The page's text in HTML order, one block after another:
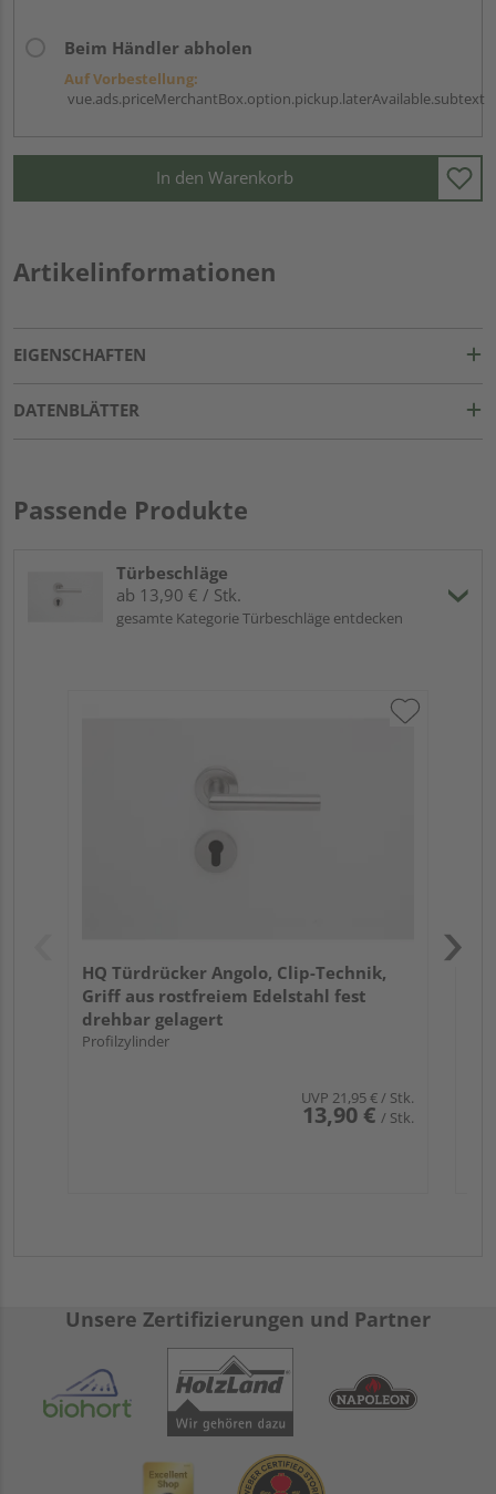
Beim Händler abholen
Auf Vorbestellung:
vue.ads.priceMerchantBox.option.pickup.laterAvailable.subtext
In den Warenkorb
Artikelinformationen
EIGENSCHAFTEN
DATENBLÄTTER
Passende Produkte
Türbeschläge
ab 13,90 € / Stk.
gesamte Kategorie Türbeschläge entdecken
HQ Türdrücker Angolo, Clip-Technik,
Griff aus rostfreiem Edelstahl fest
drehbar gelagert
Profilzylinder
UVP 21,95 €/ Stk.
13,90 € / Stk.
Unsere Zertifizierungen und Partner